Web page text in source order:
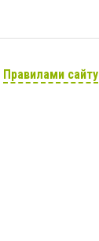
Правилами сайту